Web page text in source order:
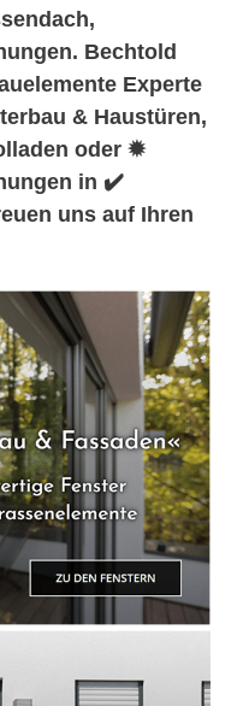
Bechtold
Experte
& Haustüren,
oder ✹
in ✔️
uns auf Ihren